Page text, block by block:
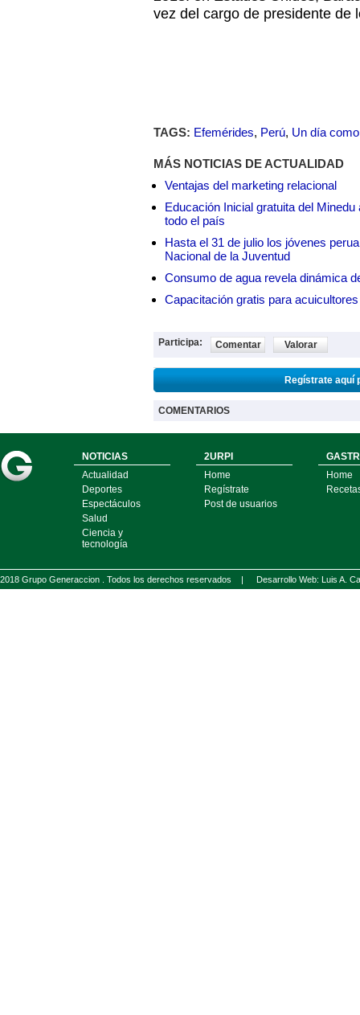
vez del cargo de presidente de
TAGS: Efemérides, Perú, Un día
MÁS NOTICIAS DE ACTUALIDAD
Ventajas del marketing relacional
Educación Inicial gratuita del
todo el país
Hasta el 31 de julio los jóvenes
Nacional de la Juventud
Consumo de agua revela dinámica
Capacitación gratis para
Participa: Comentar Valorar
Regístrate aquí
COMENTARIOS
NOTICIAS
Actualidad
Deportes
Espectáculos
Salud
Ciencia y
tecnología
2URPI
Home
Regístrate
Post de usuarios
Home
2018 Grupo Generaccion . Todos los derechos reservados | Desarrollo Web: Luis